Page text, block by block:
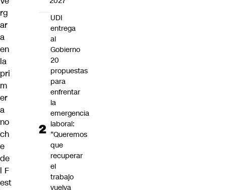
rg
ar
a
en
la
pri
m
er
a
no
ch
e
de
l F
est
UDI
entrega
al
Gobierno
20
propuestas
para
enfrentar
la
emergencia
laboral:
“Queremos
que
recuperar
el
trabajo
vuelva